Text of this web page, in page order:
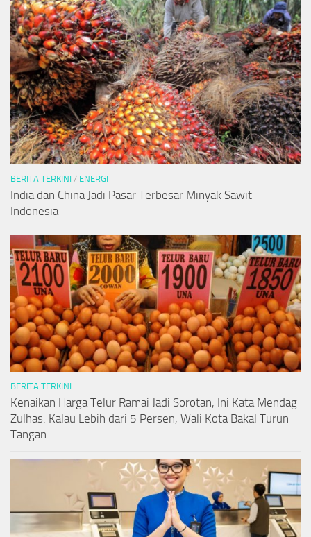
BERITA TERKINI / ENERGI
India dan China Jadi Pasar Terbesar Minyak Sawit
Indonesia
BERITA TERKINI
Kenaikan Harga Telur Ramai Jadi Sorotan, Ini Kata Mendag
Zulhas: Kalau Lebih dari 5 Persen, Wali Kota Bakal Turun
Tangan